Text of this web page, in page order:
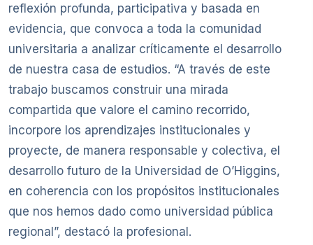
reflexión profunda, participativa y basada en
evidencia, que convoca a toda la comunidad
universitaria a analizar críticamente el desarrollo
de nuestra casa de estudios. “A través de este
trabajo buscamos construir una mirada
compartida que valore el camino recorrido,
incorpore los aprendizajes institucionales y
proyecte, de manera responsable y colectiva, el
desarrollo futuro de la Universidad de O’Higgins,
en coherencia con los propósitos institucionales
que nos hemos dado como universidad pública
regional”, destacó la profesional.